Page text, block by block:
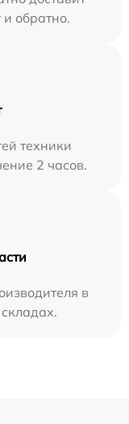
обратно.
техники
2 часов.
в